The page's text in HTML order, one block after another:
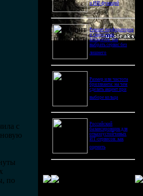
с
по
и ИИ-функций
Ремонт перфораторов
и сварочных
аппаратов: как
выбрать сервис без
лишнего
Размер или чистота
бриллианта: на чем
сделать акцент при
выборе кольца
Российский
балансировщик для
отказоустойчивых
ИТ-сервисов: как
оценить